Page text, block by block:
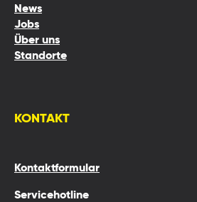
News
Jobs
Über uns
Standorte
KONTAKT
Kontaktformular
Servicehotline